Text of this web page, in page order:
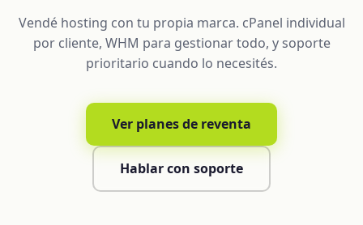
Vendé hosting con tu propia marca. cPanel individual
por cliente, WHM para gestionar todo, y soporte
prioritario cuando lo necesités.
Ver planes de reventa
Hablar con soporte